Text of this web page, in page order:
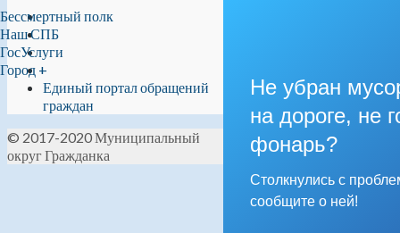
Не убран
на дороге, не
фонарь?
Столкнулись с
сообщите о ней!
Бессмертный полк
Наш СПБ
ГосУслуги
Город +
Единый портал обращений
граждан
© 2017-2020 Муниципальный
округ Гражданка